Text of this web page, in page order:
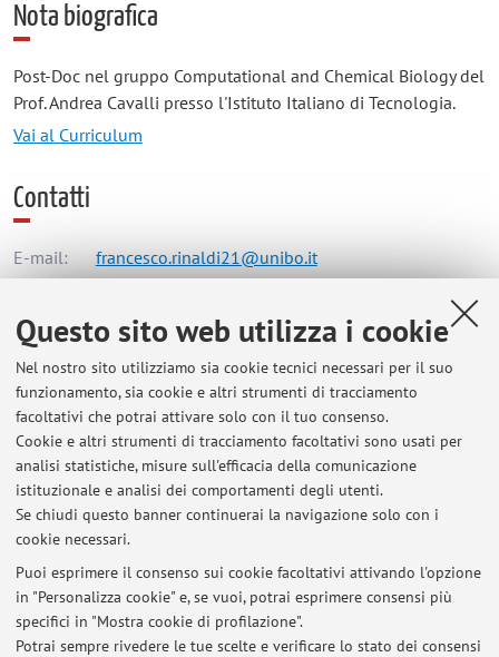
Questo sito web utilizza i cookie
Nel nostro sito utilizziamo sia cookie tecnici necessari per il suo
funzionamento, sia cookie e altri strumenti di tracciamento
facoltativi che potrai attivare solo con il tuo consenso.
Cookie e altri strumenti di tracciamento facoltativi sono usati per
analisi statistiche, misure sull'efficacia della comunicazione
istituzionale e analisi dei comportamenti degli utenti.
Se chiudi questo banner continuerai la navigazione solo con i
cookie necessari.
Puoi esprimere il consenso sui cookie facoltativi attivando l'opzione
in "Personalizza cookie" e, se vuoi, potrai esprimere consensi più
specifici in "Mostra cookie di profilazione".
Potrai sempre rivedere le tue scelte e verificare lo stato dei consensi
Nota biografica
Post-Doc nel gruppo Computational and Chemical Biology del
Prof. Andrea Cavalli presso l'Istituto Italiano di Tecnologia.
Vai al Curriculum
Contatti
E-mail: francesco.rinaldi21@unibo.it
Dipartimento di Farmacia e Biotecnologie
Via Belmeloro 6, Bologna -Vai alla mappa
Risorse in rete
ORCID
Ultimi avvisi